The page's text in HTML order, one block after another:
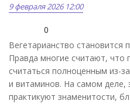
9 февраля 2026 12:00
0
Вегетарианство становится
Правда многие считают,
считаться полноценным из-
и витаминов. На самом деле,
практикуют знаменитости,